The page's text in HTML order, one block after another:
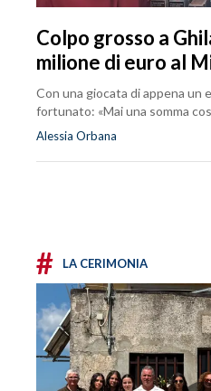
Colpo grosso a
milione di euro al
Con una giocata di appena un
fortunato: «Mai una somma
Alessia Orbana
# LA CERIMONIA